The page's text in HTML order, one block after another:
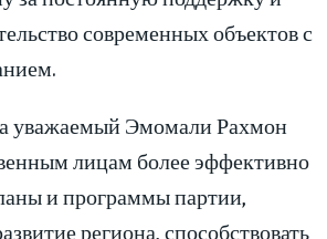
современных объектов с
уважаемый Эмомали Рахмон
лицам более эффективно
и программы партии,
региона, способствовать